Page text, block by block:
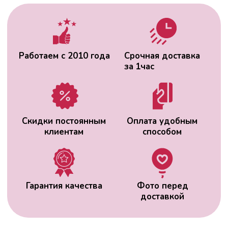
Гарантия качества
Фото перед
ВАС МОЖЕТ
ЗАИНТЕРЕСОВАТЬ